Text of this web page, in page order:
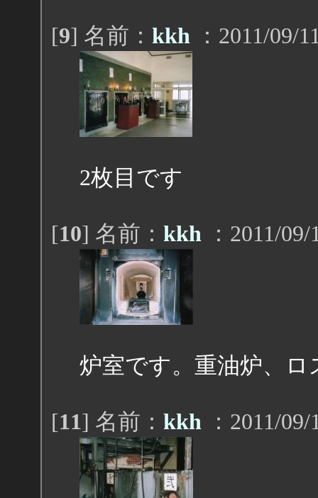
[9] 名前： kkh：2011/09/
2枚目です
[10] 名前： kkh：2011/09/
炉室です。重油炉、ロ
[11] 名前： kkh：2011/09/